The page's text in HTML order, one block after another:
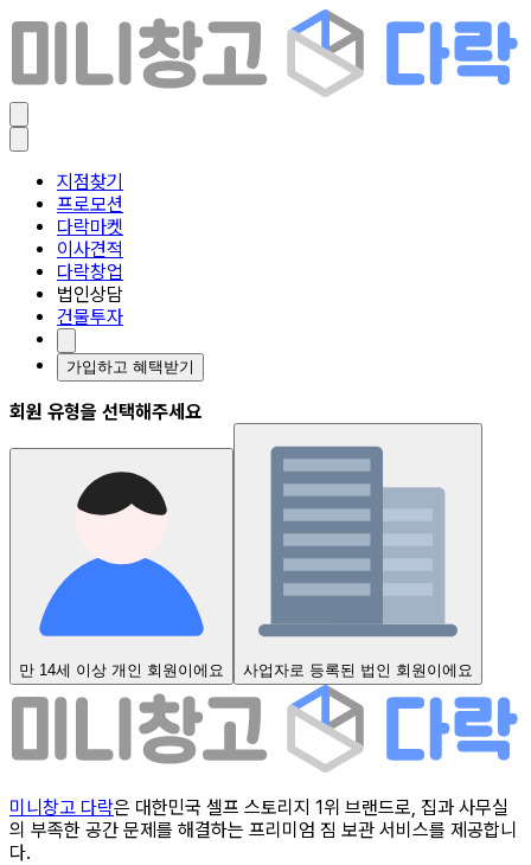
지점찾기
프로모션
다락마켓
이사견적
다락창업
법인상담
건물투자
가입하고 혜택받기
회원 유형을 선택해주세요
만 14세 이상 개인 회원이에요 사업자로 등록된 법인 회원이에요
미니창고 다락은 대한민국 셀프 스토리지 1위 브랜드로, 집과 사무실
의 부족한 공간 문제를 해결하는 프리미엄 짐 보관 서비스를 제공합니
다.